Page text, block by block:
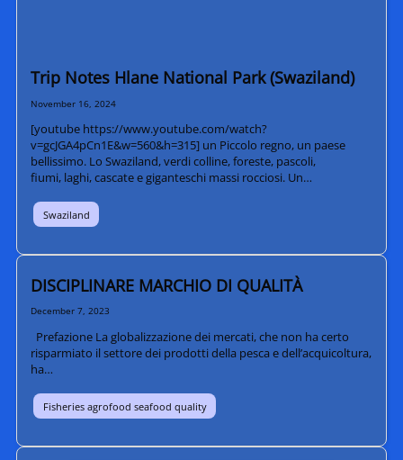
Trip Notes Hlane National Park (Swaziland)
November 16, 2024
[youtube https://www.youtube.com/watch?
v=gcJGA4pCn1E&w=560&h=315] un Piccolo regno, un paese
bellissimo. Lo Swaziland, verdi colline, foreste, pascoli,
fiumi, laghi, cascate e giganteschi massi rocciosi. Un…
Swaziland
DISCIPLINARE MARCHIO DI QUALITÀ
December 7, 2023
Prefazione La globalizzazione dei mercati, che non ha certo
risparmiato il settore dei prodotti della pesca e dell’acquicoltura,
ha…
Fisheries agrofood seafood quality